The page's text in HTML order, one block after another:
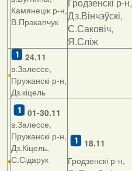
Камянецік р-н,
В.Пракапчук
Дз.Вінчэўскі,
С.Саковіч,
Я.Сліж
24.11
в.Залессе,
Пружанскі р-н,
Дз.кіцель
01-30.11
в.Залессе,
Пружанскі р-н,
Дз.Кіцель,
С.Сідарук
18.11
Гродзенскі р-н,